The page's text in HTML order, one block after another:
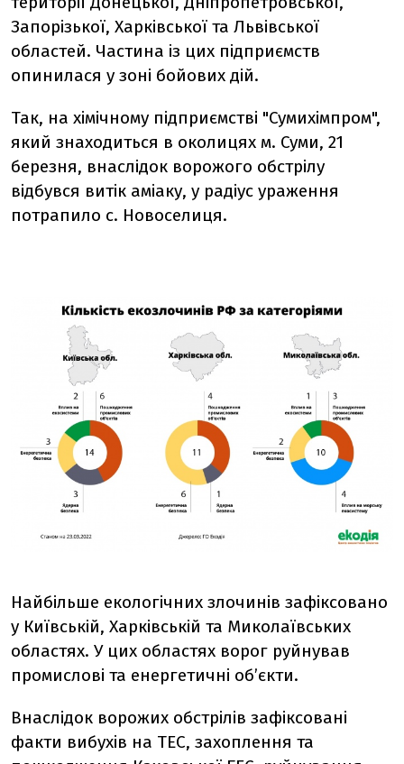
Запорізької, Харківської та Львівської
областей. Частина із цих підприємств
опинилася у зоні бойових дій.
Так, на хімічному підприємстві "Сумихімпром",
який знаходиться в околицях м. Суми, 21
березня, внаслідок ворожого обстрілу
відбувся витік аміаку, у радіус ураження
потрапило с. Новоселиця.
Найбільше екологічних злочинів зафіксовано
у Київській, Харківській та Миколаївських
областях. У цих областях ворог руйнував
промислові та енергетичні об’єкти.
Внаслідок ворожих обстрілів зафіксовані
факти вибухів на ТЕС, захоплення та